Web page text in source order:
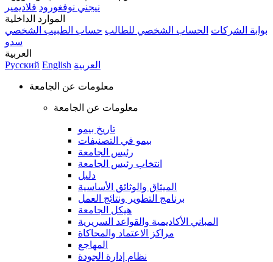
نيجني نوفغورود فلاديمير
الموارد الداخلية
بوابة الشركات الحساب الشخصي للطالب حساب الطبيب الشخصي
سدو
العربية
Русский English العربية
معلومات عن الجامعة
معلومات عن الجامعة
تاريخ بيمو
بيمو في التصنيفات
رئيس الجامعة
انتخاب رئيس الجامعة
دليل
الميثاق والوثائق الأساسية
برنامج التطوير ونتائج العمل
هيكل الجامعة
المباني الأكاديمية والقواعد السريرية
مراكز الاعتماد والمحاكاة
المهاجع
نظام إدارة الجودة